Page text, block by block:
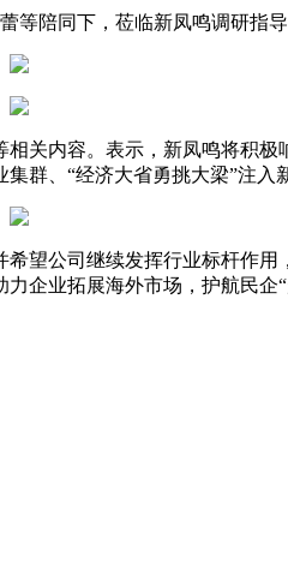
陪同下，莅临新凤鸣调研指
关内容。表示，新凤鸣将积
群、“经济大省勇挑大梁”注入
望公司继续发挥行业标杆作
企业拓展海外市场，护航民企